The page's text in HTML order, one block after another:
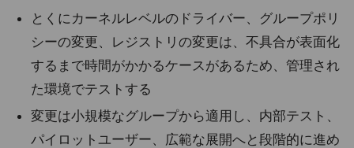
とくにカーネルレベルのドライバー、グループポリ
シーの変更、レジストリの変更は、不具合が表面化
するまで時間がかかるケースがあるため、管理され
た環境でテストする
変更は小規模なグループから適用し、内部テスト、
パイロットユーザー、広範な展開へと段階的に進め